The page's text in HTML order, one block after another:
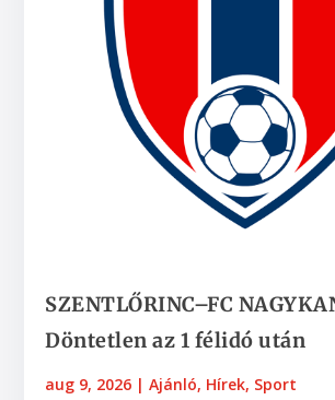
SZENTLŐRINC–FC
Döntetlen az 1 félidó után
aug 9, 2026 |Ajánló, Hírek, Sport